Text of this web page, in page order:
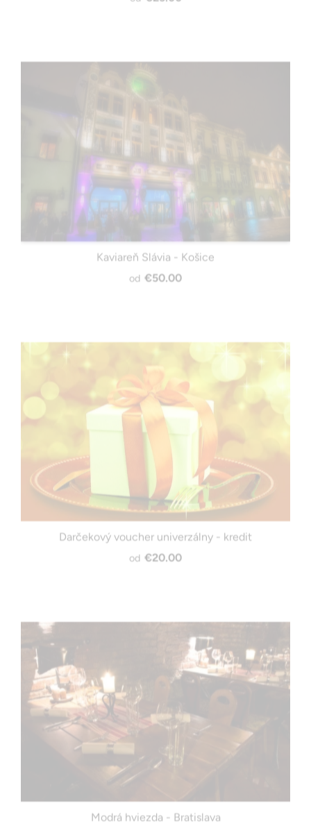
Kaviareň Slávia - Košice
od €50.00
Darčekový voucher univerzálny - kredit
od €20.00
Modrá hviezda - Bratislava